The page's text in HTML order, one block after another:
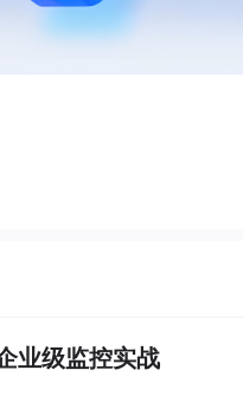
业级监控实战